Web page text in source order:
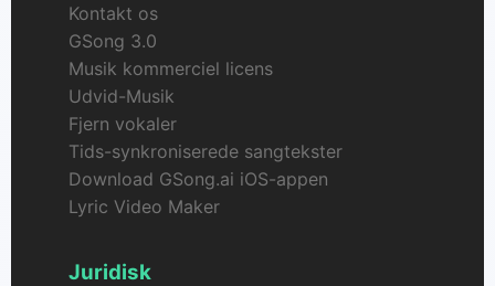
Kontakt os
GSong 3.0
Musik kommerciel licens
Udvid-Musik
Fjern vokaler
Tids-synkroniserede sangtekster
Download GSong.ai iOS-appen
Lyric Video Maker
Juridisk